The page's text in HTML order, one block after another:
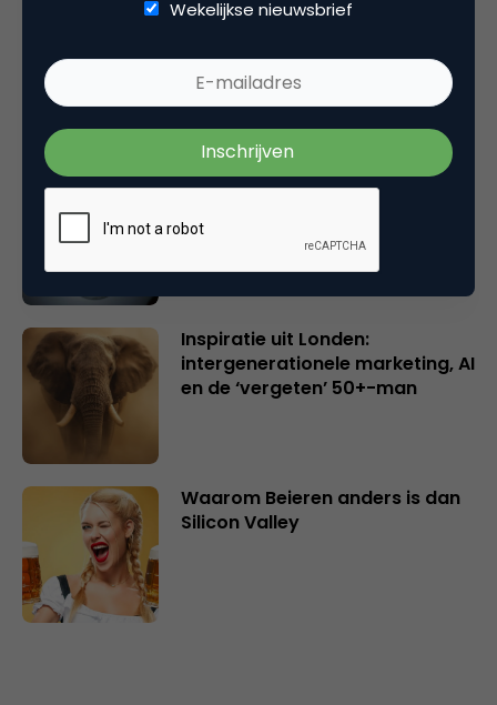
Rebel with or without a cause?
en merkeigenaren
Creatieve sector als aanjager
verbinder van industrieën
belangrijker en urgenter dan
ooit
Inspiratie uit Londen:
intergenerationele marketing, AI
en de ‘vergeten’ 50+-man
Waarom Beieren anders is dan
Silicon Valley
Wekelijkse nieuwsbrief